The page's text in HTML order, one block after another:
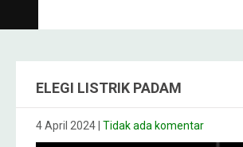
ELEGI LISTRIK PADAM
4 April 2024 Tidak ada komentar